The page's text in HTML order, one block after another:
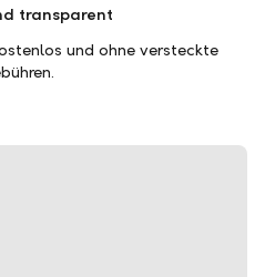
transparent
und ohne versteckte